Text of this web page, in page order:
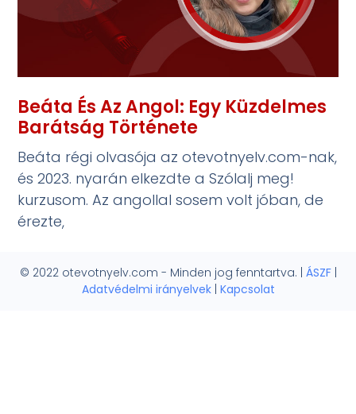
Beáta És Az Angol: Egy Küzdelmes
Barátság Története
Beáta régi olvasója az otevotnyelv.com-nak,
és 2023. nyarán elkezdte a Szólalj meg!
kurzusom. Az angollal sosem volt jóban, de
érezte,
© 2022 otevotnyelv.com - Minden jog fenntartva. | ÁSZF|
Adatvédelmi irányelvek| Kapcsolat